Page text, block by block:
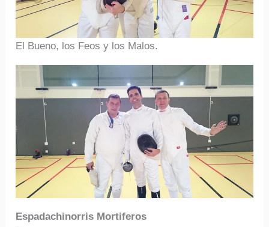
El Bueno, los Feos y los Malos.
Espadachinorris Mortiferos